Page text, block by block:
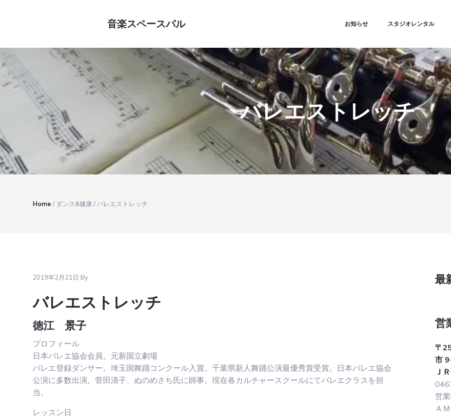
音楽スペースパル お知らせ スタジオレンタル
バレエストレッチ
Home / ダンス&健康/ バレエストレッチ
2019年2月21日 By
バレエストレッチ
徳江 景子
プロフィール
日本バレエ協会会員。元新国立劇場
バレエ登録ダンサー。埼玉国舞踊コンクール入賞。千葉県新人舞踊公演最優秀賞受賞。日本バレエ協会
公演に多数出演。菅田清子、ぬのめさち氏に師事。現在各カルチャースクールにてバレエクラスを担
当。
レッスン日
最
営
〒
市
Ｊ
営
Ａ